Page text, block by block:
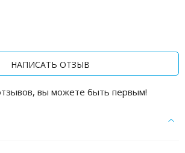
НАПИСАТЬ ОТЗЫВ
вы можете быть первым!